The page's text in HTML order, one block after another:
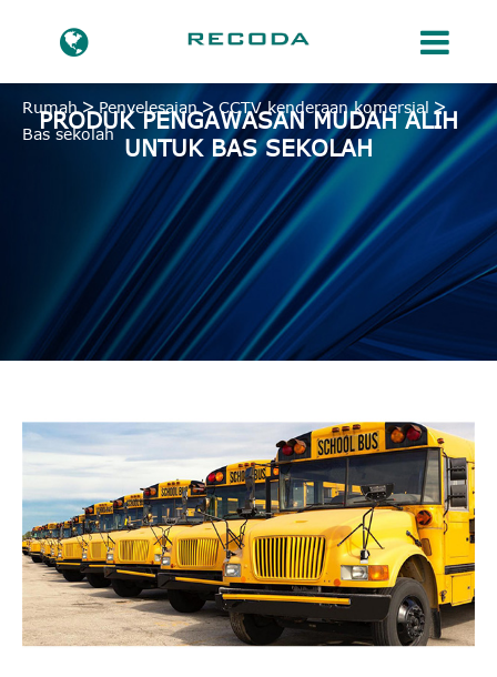
Rumah Penyelesaian
CCTV kenderaan komersial
Bas sekolah
PRODUK PENGAWASAN MUDAH ALIH
UNTUK BAS SEKOLAH